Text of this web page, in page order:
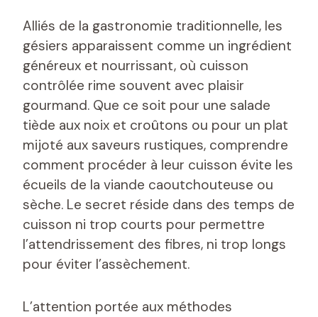
Alliés de la gastronomie traditionnelle, les
gésiers apparaissent comme un ingrédient
généreux et nourrissant, où cuisson
contrôlée rime souvent avec plaisir
gourmand. Que ce soit pour une salade
tiède aux noix et croûtons ou pour un plat
mijoté aux saveurs rustiques, comprendre
comment procéder à leur cuisson évite les
écueils de la viande caoutchouteuse ou
sèche. Le secret réside dans des temps de
cuisson ni trop courts pour permettre
l’attendrissement des fibres, ni trop longs
pour éviter l’assèchement.
L’attention portée aux méthodes